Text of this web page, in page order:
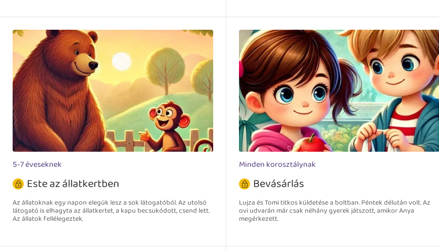
5-7 éveseknek
Este az állatkertben
Az állatoknak egy napon elegük lesz a sok látogatóból. Az utolsó
látogató is elhagyta az állatkertet, a kapu becsukódott, csend lett.
Az állatok fellélegeztek.
Minden korosztálynak
Bevásárlás
Lujza és Tomi titkos küldetése a boltban. Péntek délután volt. Az
ovi udvarán már csak néhány gyerek játszott, amikor Anya
megérkezett.